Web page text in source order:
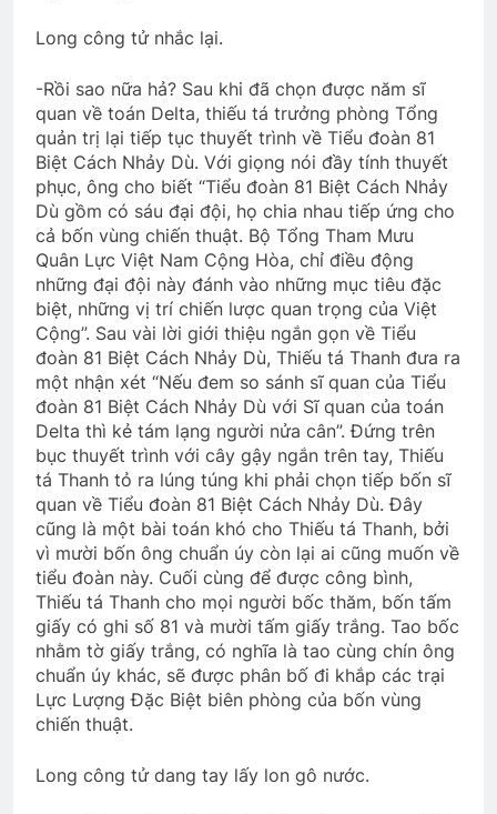
Long công tử nhắc lại.
-Rồi sao nữa hả? Sau khi đã chọn được năm sĩ
quan về toán Delta, thiếu tá trưởng phòng Tổng
quản trị lại tiếp tục thuyết trình về Tiểu đoàn 81
Biệt Cách Nhảy Dù. Với giọng nói đầy tính thuyết
phục, ông cho biết “Tiểu đoàn 81 Biệt Cách Nhảy
Dù gồm có sáu đại đội, họ chia nhau tiếp ứng cho
cả bốn vùng chiến thuật. Bộ Tổng Tham Mưu
Quân Lực Việt Nam Cộng Hòa, chỉ điều động
những đại đội này đánh vào những mục tiêu đặc
biệt, những vị trí chiến lược quan trọng của Việt
Cộng”. Sau vài lời giới thiệu ngắn gọn về Tiểu
đoàn 81 Biệt Cách Nhảy Dù, Thiếu tá Thanh đưa ra
một nhận xét “Nếu đem so sánh sĩ quan của Tiểu
đoàn 81 Biệt Cách Nhảy Dù với Sĩ quan của toán
Delta thì kẻ tám lạng người nửa cân”. Đứng trên
bục thuyết trình với cây gậy ngắn trên tay, Thiếu
tá Thanh tỏ ra lúng túng khi phải chọn tiếp bốn sĩ
quan về Tiểu đoàn 81 Biệt Cách Nhảy Dù. Đây
cũng là một bài toán khó cho Thiếu tá Thanh, bởi
vì mười bốn ông chuẩn úy còn lại ai cũng muốn về
tiểu đoàn này. Cuối cùng để được công bình,
Thiếu tá Thanh cho mọi người bốc thăm, bốn tấm
giấy có ghi số 81 và mười tấm giấy trắng. Tao bốc
nhằm tờ giấy trắng, có nghĩa là tao cùng chín ông
chuẩn úy khác, sẽ được phân bố đi khắp các trại
Lực Lượng Đặc Biệt biên phòng của bốn vùng
chiến thuật.
Long công tử dang tay lấy lon gô nước.